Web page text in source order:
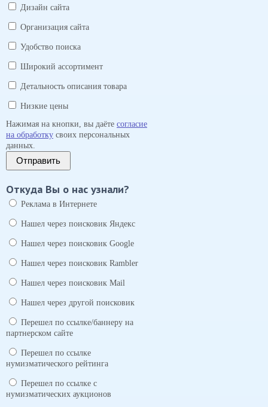
Дизайн сайта
Организация сайта
Удобство поиска
Широкий ассортимент
Детальность описания товара
Низкие цены
Нажимая на кнопки, вы даёте согласие
на обработку своих персональных
данных.
Отправить
Откуда Вы о нас узнали?
Реклама в Интернете
Нашел через поисковик Яндекс
Нашел через поисковик Google
Нашел через поисковик Rambler
Нашел через поисковик Mail
Нашел через другой поисковик
Перешел по ссылке/баннеру на
партнерском сайте
Перешел по ссылке
нумизматического рейтинга
Перешел по ссылке с
нумизматических аукционов